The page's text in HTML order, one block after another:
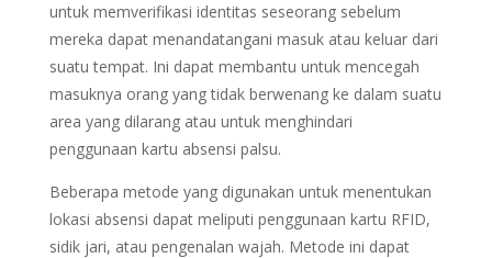
untuk memverifikasi identitas seseorang sebelum
mereka dapat menandatangani masuk atau keluar dari
suatu tempat. Ini dapat membantu untuk mencegah
masuknya orang yang tidak berwenang ke dalam suatu
area yang dilarang atau untuk menghindari
penggunaan kartu absensi palsu.
Beberapa metode yang digunakan untuk menentukan
lokasi absensi dapat meliputi penggunaan kartu RFID,
sidik jari, atau pengenalan wajah. Metode ini dapat